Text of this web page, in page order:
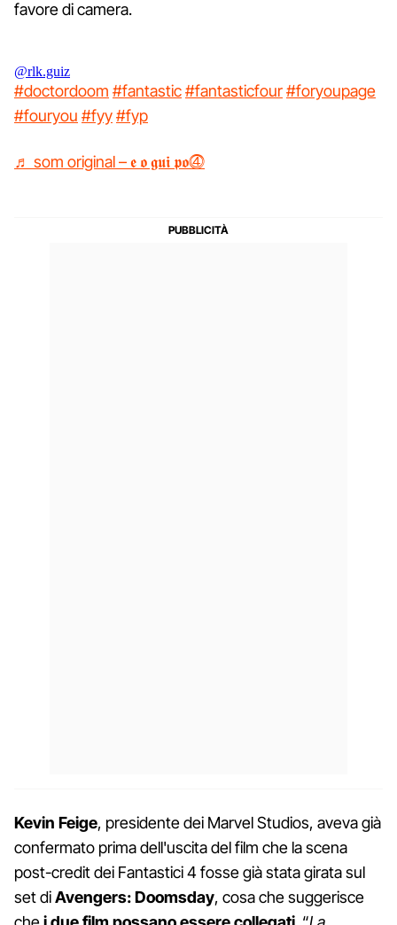
favore di camera.
@rlk.guiz
#doctordoom #fantastic#fantasticfour#foryoupage
#fouryou #fyy#fyp
♬ som original – 𝖊 𝖔 𝖌𝖚𝖎 𝖕𝖔⓸
Kevin Feige, presidente dei Marvel Studios, aveva già
confermato prima dell'uscita del film che la scena
post-credit dei Fantastici 4 fosse già stata girata sul
set diAvengers: Doomsday, cosa che suggerisce